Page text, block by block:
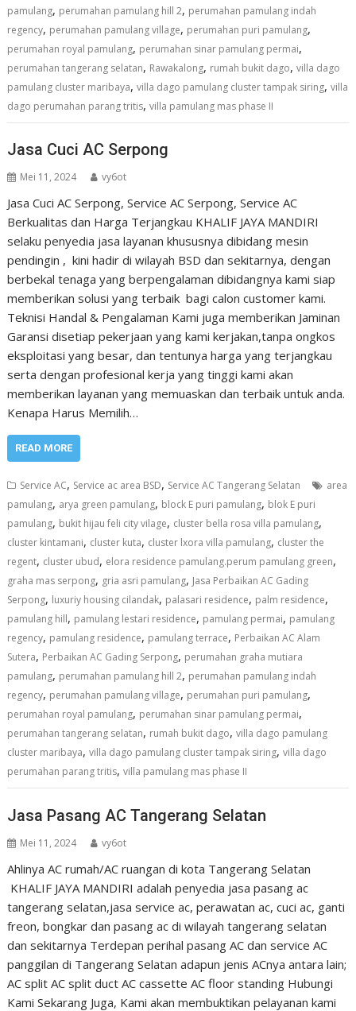
pamulang, perumahan pamulang hill 2, perumahan pamulang indah
regency, perumahan pamulang village, perumahan puri pamulang,
perumahan royal pamulang, perumahan sinar pamulang permai,
perumahan tangerang selatan, Rawakalong, rumah bukit dago,villa dago
pamulang cluster maribaya,villa dago pamulang cluster tampak siring,villa
dago perumahan parang tritis,villa pamulang mas phase II
Jasa Cuci AC Serpong
Mei 11, 2024 vy6ot
Jasa Cuci AC Serpong, Service AC Serpong, Service AC
Berkualitas dan Harga Terjangkau KHALIF JAYA MANDIRI
selaku penyedia jasa layanan khususnya dibidang mesin
pendingin , kini hadir di wilayah BSD dan sekitarnya, dengan
berbekal tenaga yang berpengalaman dibidangnya kami siap
memberikan solusi yang terbaik bagi calon customer kami.
Teknisi Handal & Pengalaman Kami juga memberikan Jaminan
Garansi disetiap pekerjaan yang kami kerjakan,tanpa ongkos
eksploitasi yang besar, dan tentunya harga yang terjangkau
serta dengan profesional kerja yang tinggi kami akan
memberikan layanan yang memuaskan dan terbaik untuk anda.
Kenapa Harus Memilih…
READ MORE
Service AC, Service ac area BSD, Service AC Tangerang Selatan
area
pamulang, arya green pamulang, block E puri pamulang, blok E puri
pamulang, bukit hijau feli city vilage, cluster bella rosa villa pamulang,
cluster kintamani, cluster kuta, cluster lxora villa pamulang, cluster the
regent, cluster ubud, elora residence pamulang.perum pamulang green,
graha mas serpong, gria asri pamulang, Jasa Perbaikan AC Gading
Serpong, luxuriy housing cilandak, palasari residence, palm residence,
pamulang hill, pamulang lestari residence, pamulang permai, pamulang
regency, pamulang residence, pamulang terrace, Perbaikan AC Alam
Sutera, Perbaikan AC Gading Serpong, perumahan graha mutiara
pamulang, perumahan pamulang hill 2, perumahan pamulang indah
regency, perumahan pamulang village, perumahan puri pamulang,
perumahan royal pamulang, perumahan sinar pamulang permai,
perumahan tangerang selatan, rumah bukit dago,villa dago pamulang
cluster maribaya,villa dago pamulang cluster tampak siring,villa dago
perumahan parang tritis,villa pamulang mas phase II
Jasa Pasang AC Tangerang Selatan
Mei 11, 2024 vy6ot
Ahlinya AC rumah/AC ruangan di kota Tangerang Selatan
KHALIF JAYA MANDIRI adalah penyedia jasa pasang ac
tangerang selatan,jasa service ac, perawatan ac, cuci ac, ganti
freon, bongkar dan pasang ac di wilayah tangerang selatan
dan sekitarnya Terdepan perihal pasang AC dan service AC
panggilan di Tangerang Selatan adapun jenis ACnya antara lain;
AC split AC split duct AC cassette AC floor standing Hubungi
Kami Sekarang Juga, Kami akan membuktikan pelayanan kami